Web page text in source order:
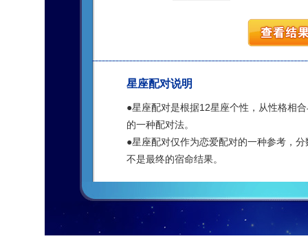
星座配对说明
●星座配对是根据12星座个性，从性格相
的一种配对法。
●星座配对仅作为恋爱配对的一种参考，
不是最终的宿命结果。